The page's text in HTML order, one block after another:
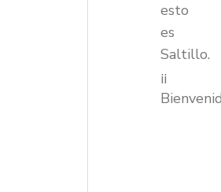
esto
es
Saltillo.
¡¡